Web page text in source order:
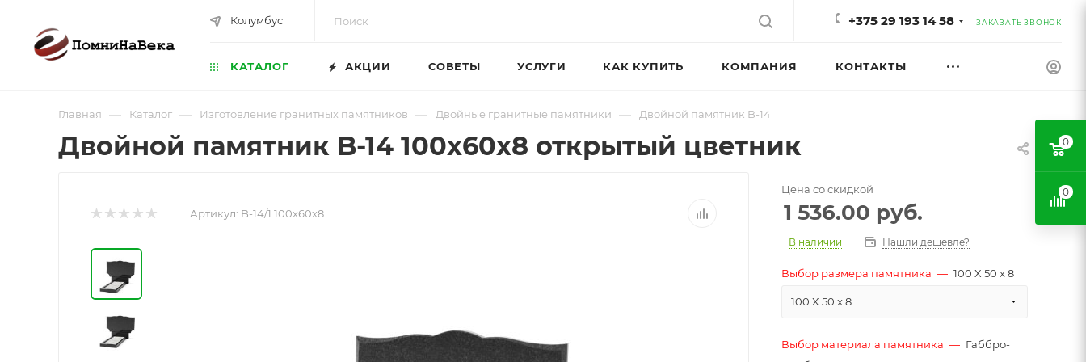
Колумбус +375 29 193 14 58 ЗАКАЗАТЬ ЗВОНОК
КАТАЛОГ АКЦИИ СОВЕТЫ УСЛУГИ КАК КУПИТЬ КОМПАНИЯ КОНТАКТЫ
Главная — Каталог — Изготовление гранитных памятников — Двойные гранитные памятники — Двойной памятник B-14
Двойной памятник B-14 100х60х8 открытый цветник
Артикул: B-14/1 100х60х8
Цена со скидкой
1 536.00 руб.
В наличии Нашли дешевле?
Выбор размера памятника — 100 X 50 x 8
100 X 50 x 8
Выбор материала памятника — Габбро-
0
0